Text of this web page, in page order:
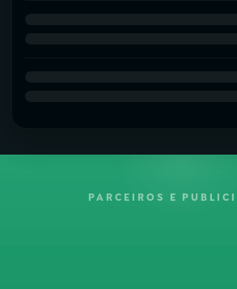
PARCEIROS E